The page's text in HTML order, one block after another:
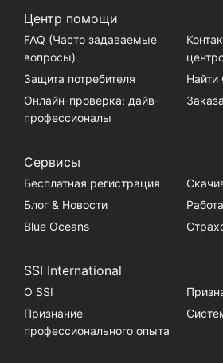
Центр помощи
FAQ (Часто задаваемые
вопросы)
Защита потребителя
Найти
Онлайн-проверка: дайв-
профессионалы
Сервисы
Бесплатная регистрация
Блог & Новости
Blue Oceans
SSI International
О SSI
Признание
профессионального опыта